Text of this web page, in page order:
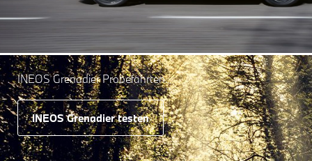
INEOS Grenadier Probefahrten.
INEOS Grenadier testen